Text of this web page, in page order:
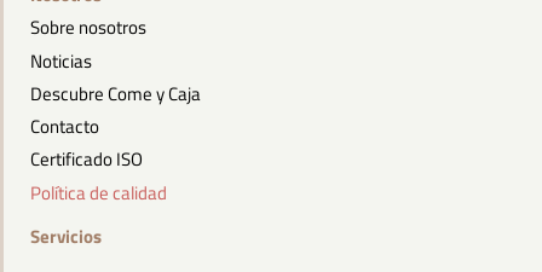
Sobre nosotros
Noticias
Descubre Come y Caja
Contacto
Certificado ISO
Política de calidad
Servicios